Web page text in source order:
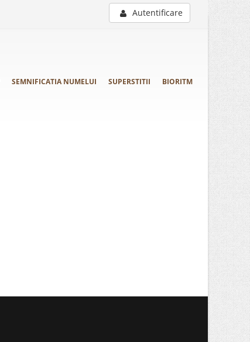
Autentificare
SEMNIFICATIA NUMELUI SUPERSTITII BIORITM